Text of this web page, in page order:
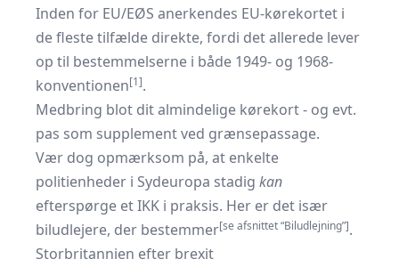
Inden for EU/EØS anerkendes EU-kørekortet i
de fleste tilfælde direkte, fordi det allerede lever
op til bestemmelserne i både 1949- og 1968-
konventionen[1].
Medbring blot dit almindelige kørekort - og evt.
pas som supplement ved grænsepassage.
Vær dog opmærksom på, at enkelte
politienheder i Sydeuropa stadig kan
efterspørge et IKK i praksis. Her er det især
biludlejere, der bestemmer[se afsnittet “Biludlejning”].
Storbritannien efter brexit